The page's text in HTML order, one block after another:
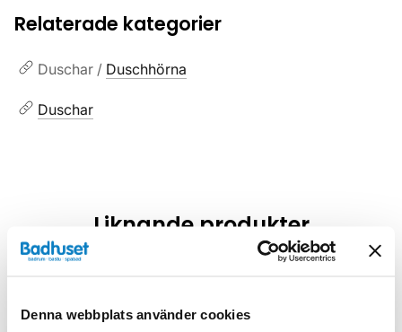
Denna webbplats använder cookies
Relaterade kategorier
Duschar / Duschhörna
Duschar
Liknande produkter